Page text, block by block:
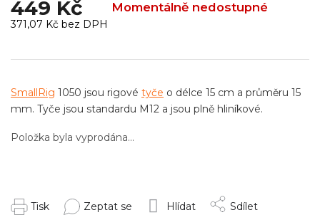
449 Kč Momentálně nedostupné
371,07 Kč bez DPH
cena:
Položka byla vyprodána…
SmallRig 1050 jsou rigové tyče o délce 15 cm a průměru 15
mm. Tyče jsou standardu M12 a jsou plně hliníkové.
Tisk Zeptat se Hlídat Sdílet